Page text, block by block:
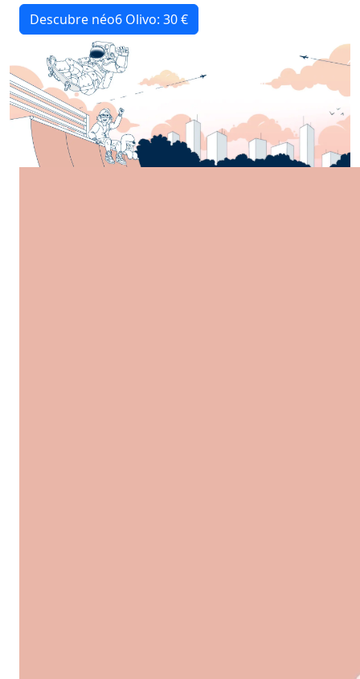
Descubre néo6 Olivo: 30 €